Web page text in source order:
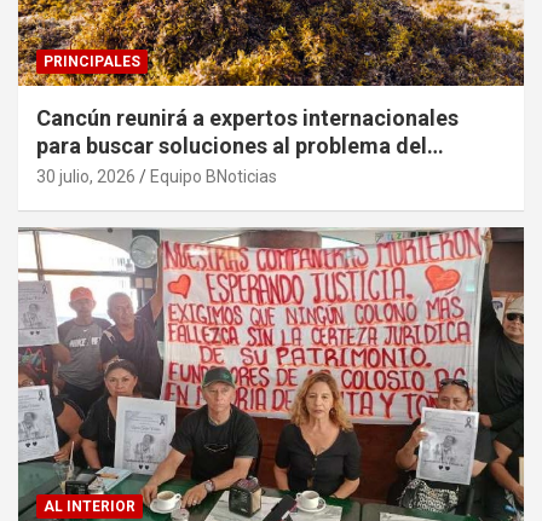
PRINCIPALES
Cancún reunirá a expertos internacionales
para buscar soluciones al problema del
sargazo
30 julio, 2026 Equipo BNoticias
AL INTERIOR